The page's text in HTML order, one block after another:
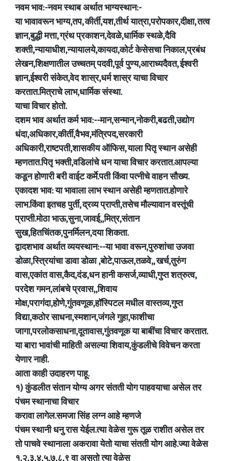
नवम भाव:-नवम स्थाब अर्थात भाग्यस्थान:-
या भावावरून भाग्य,तप, कीर्ती,यश,तीर्थ यात्रा,परोपकार,दीक्षा, तत्व
ज्ञान,बुद्धी मत्ता, ग्रंथ प्रकाशन,देवळे,धार्मिक स्थळे,दैवि
शक्ती,न्यायाधीश,न्यायालये,कायदा,कोर्ट केसेसचा निकाल,प्रबंध
लेखन,शिक्षणातील उच्चतम् पदवी,पूर्व पुण्य,आराध्यदैवत, ईश्वरी
ज्ञान,ईश्वरी संकेत,वेद शास्र,धर्म शास्र याचा विचार
करतात.मित्राचे लाभ,धार्मिक संस्था.
याचा विचार होतो.
दशम भाव अर्थात कर्म भाव:--मान,सन्मान,नोकरी,बढती,उद्योग
धंदा,अधिकार,कीर्ती,वैभव,मंत्रिपद,सरकारी
अधिकारी,राष्टपती,शासकीय ऑफिस, याला पितृ स्थान असेही
म्हणतात.पितृ भक्ती,वडिलांचे धन याचा विचार करतात.आपल्या
कडून होणारी बरी वाईट कर्मे.पती किंवा पत्नीचे वाहन सौख्य.
एकादश भाव: या भावाला लाभ स्थान असेही म्हणतात.होणारे
लाभ.किंवा इतचह पुर्ती, द्रव्य प्राप्ती,तसेच मौल्यावान वस्तूंची
प्राप्ती.मोठा भाऊ,सुना,जावई,,मित्र,संतान
सुख,हितचिंतक,पुनर्मिलन,दया शिकता.
द्वादशभाव अर्थात व्ययस्थान:--या भावा वरून,पुरुशांचा उजवा
डोळा,स्त्रियांचा डावा डोळा ,बोटे,पाऊल,तळवे,, खर्च,तुरुंग
वास,एकांत वास,कैद,दंड,धन हानी कसर्ज,व्याधी,गुप्त शत्रुत्व,
परदेश गमन,लांबचे प्रवास,,शिवाय
मोक्ष,परागंदा,होणे,गुंतवणूक,हॉस्पिटल मधील वास्तव्य,गुप्त
विद्या,कठोर साधना,स्मशान,जंगले गुहा,फाशीचा
जागा,परलोकसाधना,दूतावास,गुंतवणूक या बाबींचा विचार करतात.
या बारा भावांची माहिती असल्या शिवाय,कुंडलीचे विवेचन करता
येणार नाही.
आता काही उदाहरण पाहू.
१) कुंडलीत संतान योग्य अगर संतती योग पाहवयाचा असेल तर
पंचम स्थानाचा विचार
करावा लागेल.समजा सिंह लग्न आहे म्हणजे
पंचम स्थानी धनु रास येईल.त्या वेळेस गुरू तूळ राशीत असेल तर
तो पाचवे स्थानाला अकरावा येतो याचा संतती योग आहे.ज्या वेळेस